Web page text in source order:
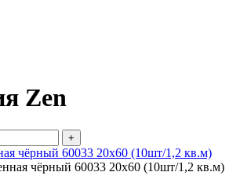
Zen
+
чёрный 60033 20х60 (10шт/1,2 кв.м)